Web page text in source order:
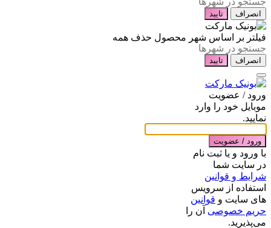
انصراف تایید
فیلتر بر اساس شهر محصول حذف همه
انصراف تایید
ورود / عضویت
موبایل خود را وارد
نمایید.
ورود / عضویت
با ورود و یا ثبت نام
در سایت شما
شرایط و قوانین
استفاده از سرویس
های سایت و قوانین
حریم خصوصی آن را
می‌پذیرید.